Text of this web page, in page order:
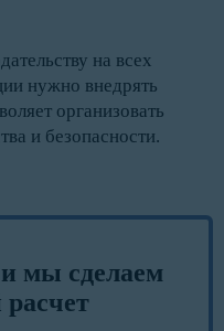
на всех
нужно внедрять
организовать
и безопасности.
мы сделаем